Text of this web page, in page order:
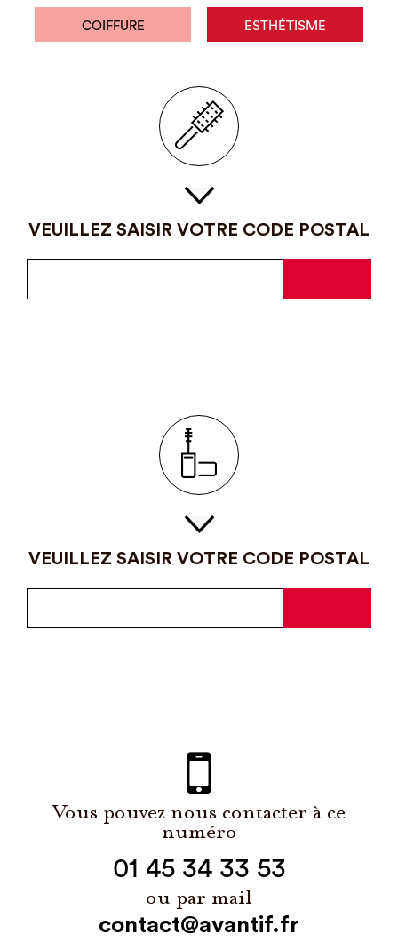
COIFFURE ESTHÉTISME
VEUILLEZ SAISIR VOTRE CODE POSTAL
VEUILLEZ SAISIR VOTRE CODE POSTAL
Vous pouvez nous contacter à ce
numéro
01 45 34 33 53
ou par mail
contact@avantif.fr